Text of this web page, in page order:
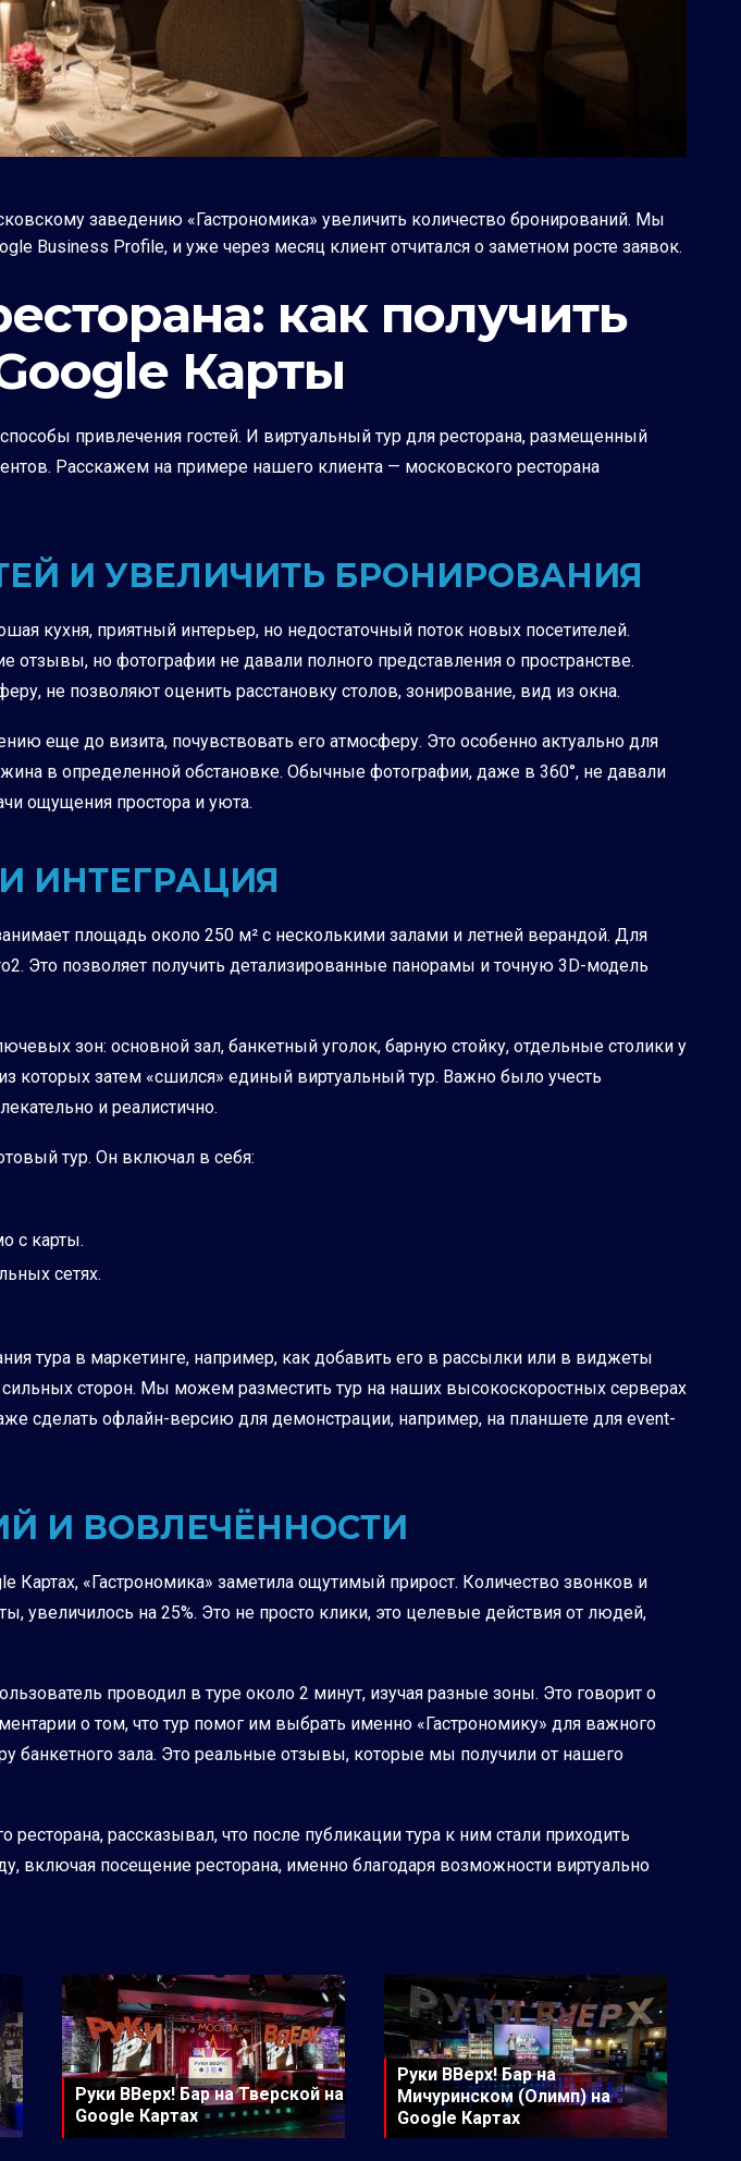
заведению «Гастрономика» увеличить количество бронирований. Мы
Business Profile, и уже через месяц клиент отчитался о заметном росте заявок.
как получить
Карты
привлечения гостей. И виртуальный тур для ресторана, размещенный
Расскажем на примере нашего клиента — московского ресторана
И УВЕЛИЧИТЬ БРОНИРОВАНИЯ
кухня, приятный интерьер, но недостаточный поток новых посетителей.
но фотографии не давали полного представления о пространстве.
не позволяют оценить расстановку столов, зонирование, вид из окна.
еще до визита, почувствовать его атмосферу. Это особенно актуально для
в определенной обстановке. Обычные фотографии, даже в 360°, не давали
ощущения простора и уюта.
ИНТЕГРАЦИЯ
площадь около 250 м² с несколькими залами и летней верандой. Для
Это позволяет получить детализированные панорамы и точную 3D-модель
зон: основной зал, банкетный уголок, барную стойку, отдельные столики у
которых затем «сшился» единый виртуальный тур. Важно было учесть
и реалистично.
тур. Он включал в себя:
с карты.
сетях.
тура в маркетинге, например, как добавить его в рассылки или в виджеты
сторон. Мы можем разместить тур на наших высокоскоростных серверах
сделать офлайн-версию для демонстрации, например, на планшете для event-
И ВОВЛЕЧЁННОСТИ
Картах, «Гастрономика» заметила ощутимый прирост. Количество звонков и
увеличилось на 25%. Это не просто клики, это целевые действия от людей,
проводил в туре около 2 минут, изучая разные зоны. Это говорит о
о том, что тур помог им выбрать именно «Гастрономику» для важного
банкетного зала. Это реальные отзывы, которые мы получили от нашего
рассказывал, что после публикации тура к ним стали приходить
включая посещение ресторана, именно благодаря возможности виртуально
Руки ВВерх! Бар на Тверской на
Google Картах
Руки ВВерх! Бар на
Мичуринском (Олимп) на
Google Картах